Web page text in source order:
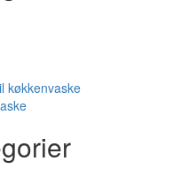
køkkenvaske